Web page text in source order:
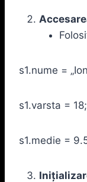
s1.nume =
s1.varsta = 18;
s1.medie =